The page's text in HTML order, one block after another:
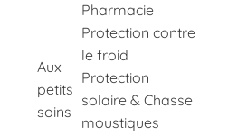
Aux
petits
soins
Pharmacie
Protection contre
le froid
Protection
solaire & Chasse
moustiques